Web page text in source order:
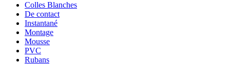
Colles Blanches
De contact
Instantané
Montage
Mousse
PVC
Rubans